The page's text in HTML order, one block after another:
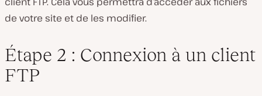
de votre site et de les modifier.
Étape 2 : Connexion à un client
FTP